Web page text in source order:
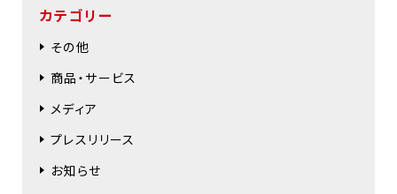
カテゴリー
その他
商品・サービス
メディア
プレスリリース
お知らせ